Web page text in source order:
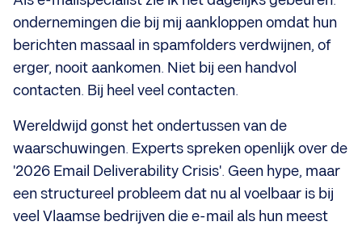
ondernemingen die bij mij aankloppen omdat hun
berichten massaal in spamfolders verdwijnen, of
erger, nooit aankomen. Niet bij een handvol
contacten. Bij heel veel contacten.
Wereldwijd gonst het ondertussen van de
waarschuwingen. Experts spreken openlijk over de
'2026 Email Deliverability Crisis'. Geen hype, maar
een structureel probleem dat nu al voelbaar is bij
veel Vlaamse bedrijven die e-mail als hun meest